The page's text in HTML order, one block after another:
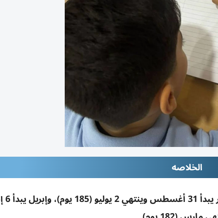
الخلاصه
تقويم